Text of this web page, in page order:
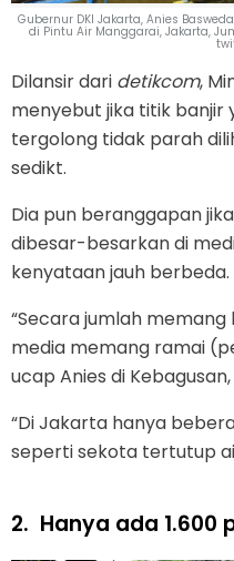
Gubernur DKI Jakarta, Anies
di Pintu Air Manggarai, Jakarta,
Dilansir dari detikcom,
menyebut jika titik banjir
tergolong tidak parah
sedikt.
Dia pun beranggapan
dibesar-besarkan di
kenyataan jauh berbeda.
“Secara jumlah
media memang ramai
ucap Anies di
“Di Jakarta hanya
seperti sekota tertutup
2. Hanya ada 1.600